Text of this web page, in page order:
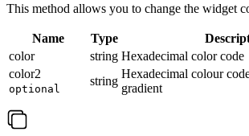
This method allows you to change the widget
Name Type
color
string Hexadecimal color code
color2
optional
string
Hexadecimal colour
gradient